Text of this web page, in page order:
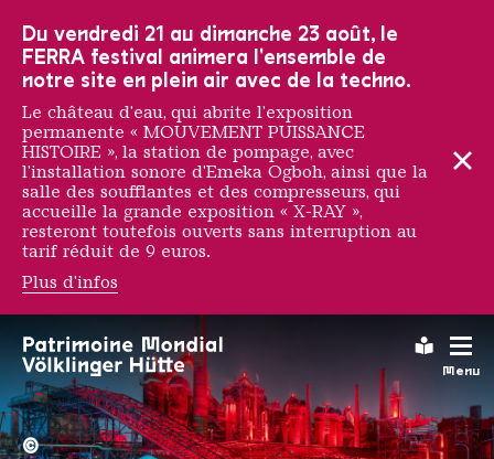
Menu
Axel Void
La Völklinger Hütte
Copyright:
©
Du vendredi 21 au dimanche 23 août, le
FERRA festival animera l'ensemble de
notre site en plein air avec de la techno.
Le château d'eau, qui abrite l'exposition
permanente « MOUVEMENT PUISSANCE
HISTOIRE », la station de pompage, avec
l'installation sonore d'Emeka Ogboh, ainsi que la
salle des soufflantes et des compresseurs, qui
accueille la grande exposition « X-RAY »,
resteront toutefois ouverts sans interruption au
tarif réduit de 9 euros.
Plus d'infos